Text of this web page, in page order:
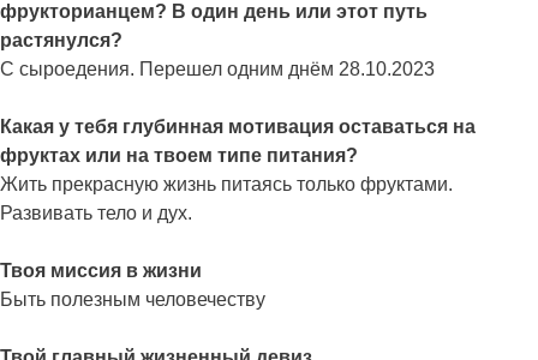
фрукторианцем? В один день или этот путь
растянулся?
С сыроедения. Перешел одним днём 28.10.2023
Какая у тебя глубинная мотивация оставаться на
фруктах или на твоем типе питания?
Жить прекрасную жизнь питаясь только фруктами.
Развивать тело и дух.
Твоя миссия в жизни
Быть полезным человечеству